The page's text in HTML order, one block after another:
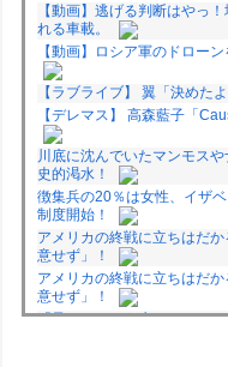
【動画】逃げる判断はやっ
れる車載。
【動画】ロシア軍のドロー
【ラブライブ】 翼「決めた
【デレマス】 高森藍子「
川底に沈んでいたマンモス
史的渇水！
徴集兵の20％は女性、イザ
制度開始！
アメリカの終戦に立ちはだ
意せず」！
アメリカの終戦に立ちはだ
意せず」！
「君たちはどう生きるか」